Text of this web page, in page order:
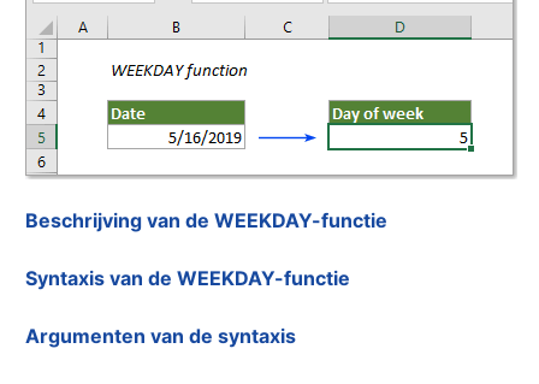
Beschrijving van de WEEKDAY-functie
Syntaxis van de WEEKDAY-functie
Argumenten van de syntaxis